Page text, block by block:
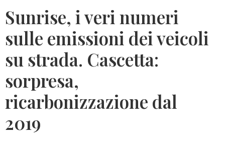
Sunrise, i veri numeri
sulle emissioni dei veicoli
su strada. Cascetta:
sorpresa,
ricarbonizzazione dal
2019